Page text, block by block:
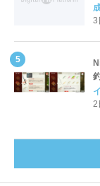
3
2